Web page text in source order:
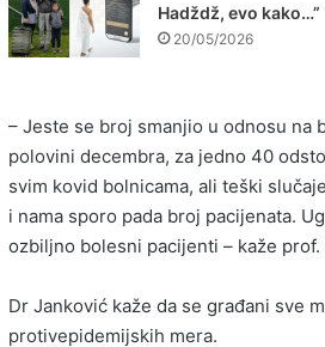
Hadždž, evo kako…”
20/05/2026
– Jeste se broj smanjio u odnosu na
polovini decembra, za jedno 40
svim kovid bolnicama, ali teški
i nama sporo pada broj pacijenata.
ozbiljno bolesni pacijenti – kaže prof.
Dr Janković kaže da se građani sve
protivepidemijskih mera.